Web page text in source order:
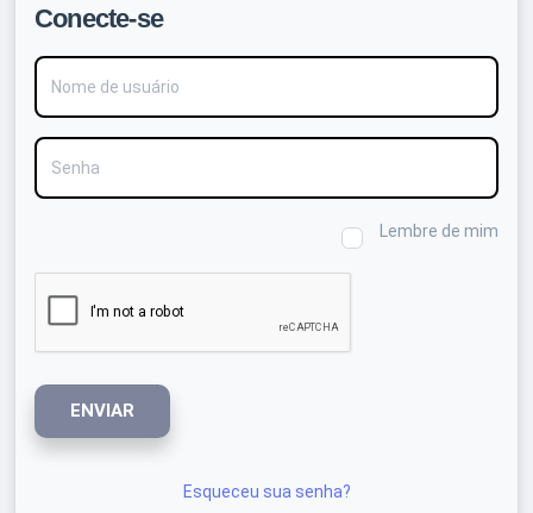
Conecte-se
Nome de usuário
Senha
Lembre de mim
ENVIAR
Esqueceu sua senha?